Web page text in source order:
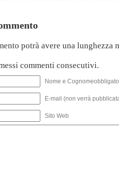
potrà avere una lunghezza
commenti consecutivi.
Nome e
E-mail (non verrà
Sito Web